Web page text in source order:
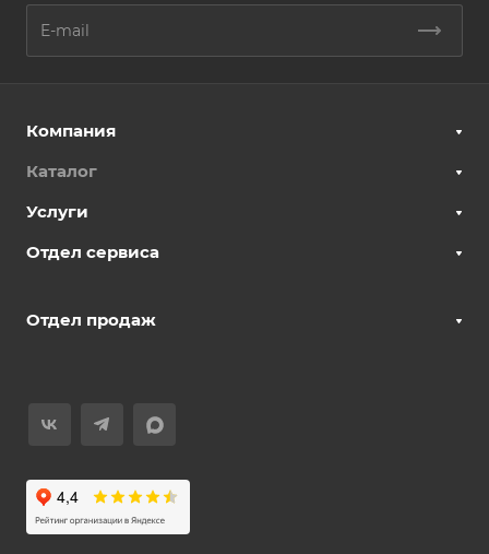
Компания
Каталог
Услуги
Отдел сервиса
Отдел продаж